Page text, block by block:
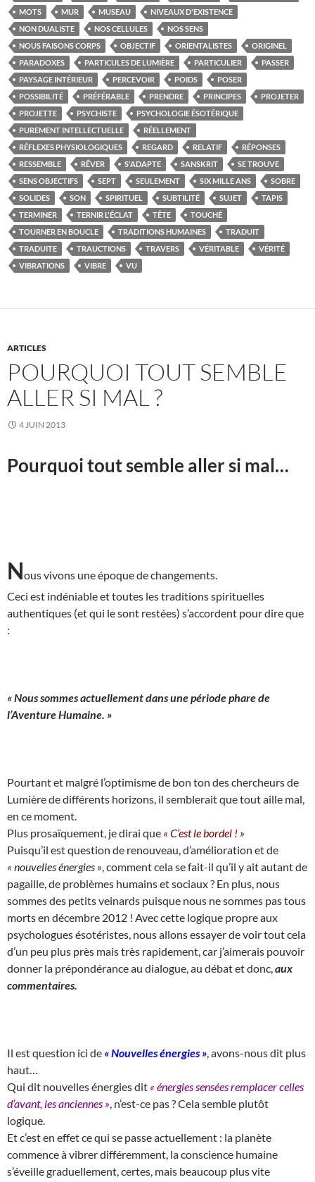
MOTS
MUR MUSEAU
NIVEAUX D'EXISTENCE
NON DUALISTE
NOS CELLULES
NOS SENS
NOUS FAISONS CORPS
OBJECTIF ORIENTALISTES
ORIGINEL
PARADOXES
PARTICULES DE LUMIÈRE PARTICULIER
PASSER
PAYSAGE INTÉRIEUR
PERCEVOIR POIDS
POSER
POSSIBILITÉ
PRÉFÉRABLE PRENDRE PRINCIPES
PROJETER
PROJETTE
PSYCHISTE
PSYCHOLOGIE ÉSOTÉRIQUE
PUREMENT INTELLECTUELLE
RÉELLEMENT
RÉFLEXES PHYSIOLOGIQUES
REGARD RELATIF
RÉPONSES
RESSEMBLE
RÊVER S'ADAPTE SANSKRIT
SE TROUVE
SENS OBJECTIFS
SEPT SEULEMENT SIX MILLE ANS
SOBRE
SOLIDES
SON SPIRITUEL SUBTILITÉ SUJET
TAPIS
TERMINER
TERNIR L'ÉCLAT TÊTE
TOUCHÉ
TOURNER EN BOUCLE
TRADITIONS HUMAINES
TRADUIT
TRADUITE
TRAUCTIONS TRAVERS VÉRITABLE
VÉRITÉ
VIBRATIONS
VIBRE VU
ARTICLES
POURQUOI TOUT SEMBLE
ALLER SI MAL ?
4 JUIN 2013
Pourquoi tout semble aller si mal…
Nous vivons une époque de changements.
Ceci est indéniable et toutes les traditions spirituelles
authentiques (et qui le sont restées) s’accordent pour dire que
:
« Nous sommes actuellement dans une période phare de
l’Aventure Humaine. »
Pourtant et malgré l’optimisme de bon ton des chercheurs de
Lumière de différents horizons, il semblerait que tout aille mal,
en ce moment.
Plus prosaïquement, je dirai que « C’est le bordel ! »
Puisqu’il est question de renouveau, d’amélioration et de
« nouvelles énergies » , comment cela se fait-il qu’il y ait autant de
pagaille, de problèmes humains et sociaux ? En plus, nous
sommes des petits veinards puisque nous ne sommes pas tous
morts en décembre 2012 ! Avec cette logique propre aux
psychologues ésotéristes, nous allons essayer de voir tout cela
d’un peu plus près mais très rapidement, car j’aimerais pouvoir
donner la prépondérance au dialogue, au débat et donc, aux
commentaires.
Il est question ici de « Nouvelles énergies » , avons-nous dit plus
haut…
Qui dit nouvelles énergies dit « énergies sensées remplacer celles
d’avant, les anciennes » , n’est-ce pas ? Cela semble plutôt
logique.
Et c’est en effet ce qui se passe actuellement : la planète
commence à vibrer différemment, la conscience humaine
s’éveille graduellement, certes, mais beaucoup plus vite